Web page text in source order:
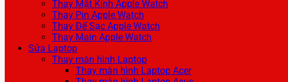
Thay Mặt Kính Apple Watch
Thay Pin Apple Watch
Thay Đế Sạc Apple Watch
Thay Main Apple Watch
Sửa Laptop
Thay màn hình Laptop
Thay màn hình Laptop Acer